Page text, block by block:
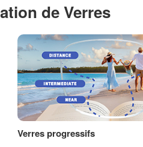
de Verres
Verres progressifs